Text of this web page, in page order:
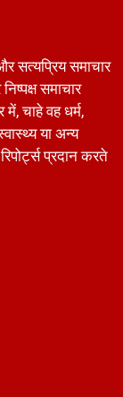
सत्यप्रिय समाचार
समाचार
चाहे वह धर्म,
या अन्य
प्रदान करते